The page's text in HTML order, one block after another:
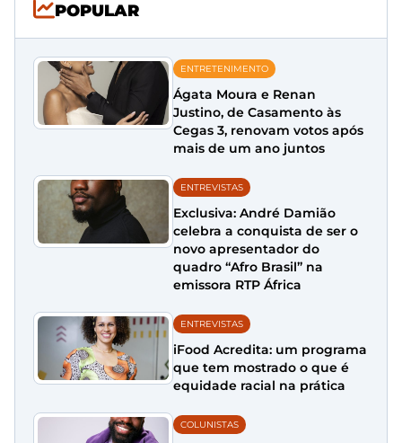
POPULAR
ENTRETENIMENTO
Ágata Moura e Renan
Justino, de Casamento às
Cegas 3, renovam votos após
mais de um ano juntos
ENTREVISTAS
Exclusiva: André Damião
celebra a conquista de ser o
novo apresentador do
quadro “Afro Brasil” na
emissora RTP África
ENTREVISTAS
iFood Acredita: um programa
que tem mostrado o que é
equidade racial na prática
COLUNISTAS